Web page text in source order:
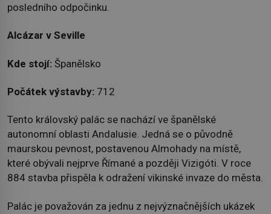
posledního odpočinku.
Alcázar v Seville
Kde stojí: Španělsko
Počátek výstavby: 712
Tento královský palác se nachází ve španělské
autonomní oblasti Andalusie. Jedná se o původně
maurskou pevnost, postavenou Almohady na místě,
které obývali nejprve Římané a později Vizigóti. V roce
884 stavba přispěla k odražení vikinské invaze do města.
Palác je považován za jednu z nejvýznačnějších ukázek